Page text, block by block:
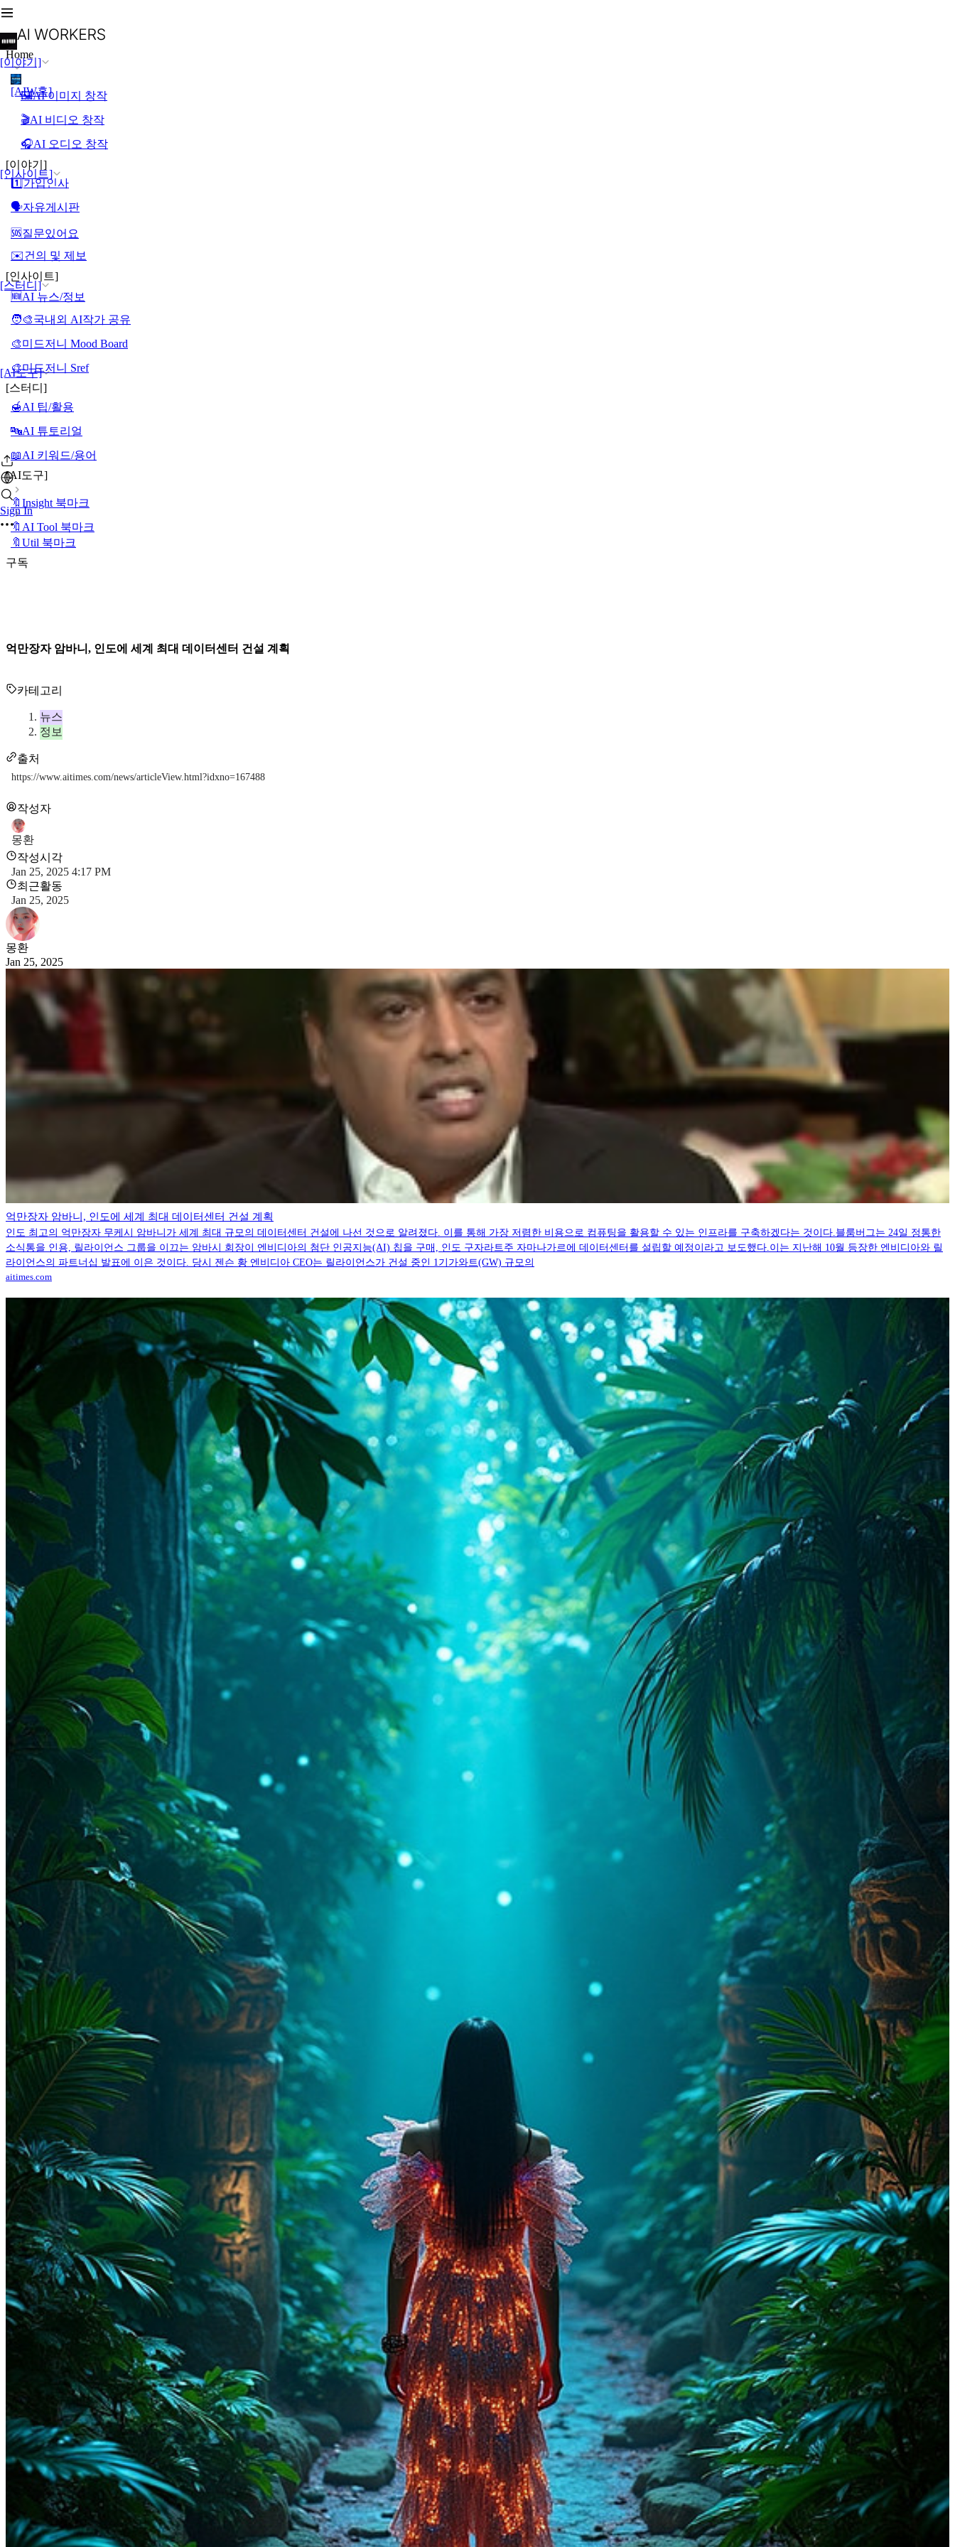
[이야기]
[인사이트]
[스터디]
[AI도구]
Sign In
Home
[AIW홈]
🖼️AI 이미지 창작
🎬AI 비디오 창작
🎧AI 오디오 창작
[이야기]
1️⃣가입인사
🗣️자유게시판
🆘질문있어요
✉️건의 및 제보
[인사이트]
🆕AI 뉴스/정보
🧑‍🎨국내외 AI작가 공유
🎨미드저니 Mood Board
🎨미드저니 Sref
[스터디]
🍯AI 팁/활용
🔤AI 튜토리얼
📖AI 키워드/용어
[AI도구]
🔖Insight 북마크
🔖AI Tool 북마크
🔖Util 북마크
구독
억만장자 암바니, 인도에 세계 최대 데이터센터 건설 계획
카테고리
뉴스
정보
출처
https://www.aitimes.com/news/articleView.html?idxno=167488
작성자
몽환
작성시각
Jan 25, 2025 4:17 PM
최근활동
Jan 25, 2025
몽환
Jan 25, 2025
억만장자 암바니, 인도에 세계 최대 데이터센터 건설 계획
인도 최고의 억만장자 무케시 암바니가 세계 최대 규모의 데이터센터 건설에 나선 것으로 알려졌다. 이를 통해 가장 저렴한 비용으로 컴퓨팅을 활용할 수 있는 인프라를 구축하겠다는 것이다.블룸버그는 24일 정통한
소식통을 인용, 릴라이언스 그룹을 이끄는 암바시 회장이 엔비디아의 첨단 인공지능(AI) 칩을 구매, 인도 구자라트주 자마나가르에 데이터센터를 설립할 예정이라고 보도했다.이는 지난해 10월 등장한 엔비디아와 릴
라이언스의 파트너십 발표에 이은 것이다. 당시 젠슨 황 엔비디아 CEO는 릴라이언스가 건설 중인 1기가와트(GW) 규모의
aitimes.com